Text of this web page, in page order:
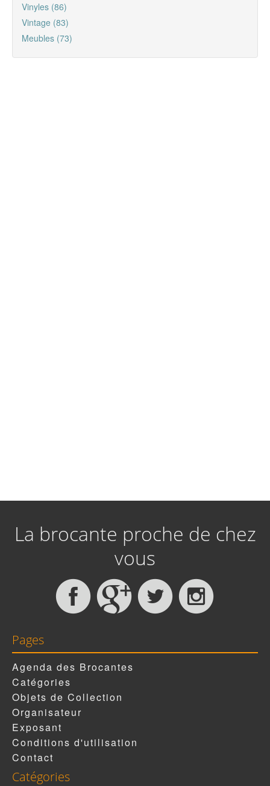
Vinyles (86)
Vintage (83)
Meubles (73)
La brocante proche de chez
vous
Pages
Agenda des Brocantes
Catégories
Objets de Collection
Organisateur
Exposant
Conditions d'utilisation
Contact
Catégories